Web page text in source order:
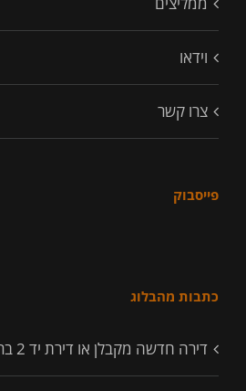
וידאו
צרו קשר
פייסבוק
כתבות מהבלוג
דירה חדשה מקבלן או דירת יד 2 ברחובות?